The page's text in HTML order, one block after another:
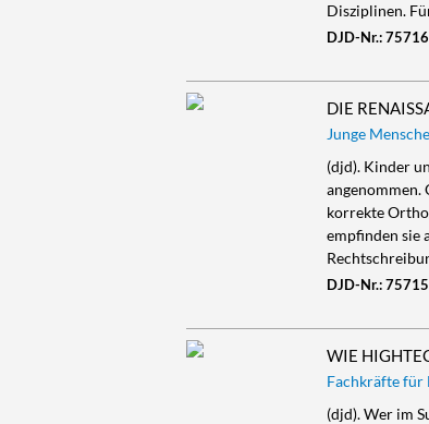
Disziplinen.
DJD-Nr.: 75716
DIE
Junge
(djd). Kinder
angenommen.
korrekte
empfinden sie
DJD-Nr.: 75715
WIE
Fachkräfte für
(djd). Wer im